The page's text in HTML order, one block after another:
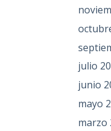
julio
junio
mayo
marzo